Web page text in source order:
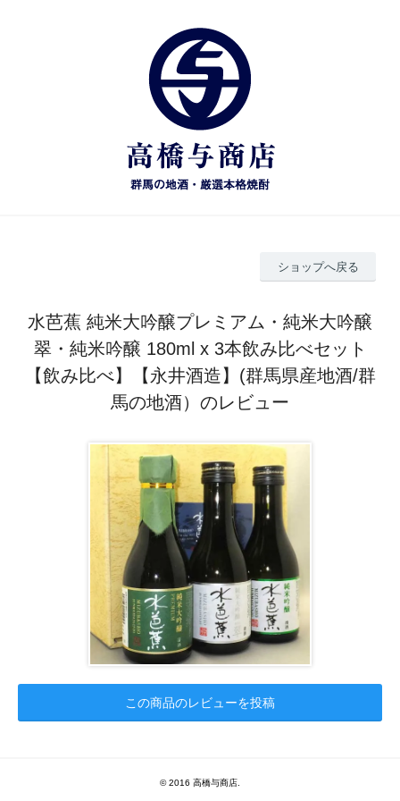
ショップへ戻る
水芭蕉 純米大吟醸プレミアム・純米大吟醸
翠・純米吟醸 180ml x 3本飲み比べセット
【飲み比べ】【永井酒造】(群馬県産地酒/群
馬の地酒）のレビュー
この商品のレビューを投稿
© 2016 高橋与商店.